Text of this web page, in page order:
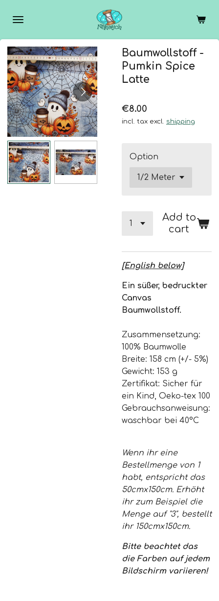
content
Baumwollstoff -
Pumkin Spice
Latte
€8.00
incl. tax excl. shipping
Option
Add to
cart
[English below]
Ein süßer, bedruckter
Canvas
Baumwollstoff.
Zusammensetzung:
100% Baumwolle
Breite: 158 cm (+/- 5%)
Gewicht: 153 g
Zertifikat: Sicher für
ein Kind, Oeko-tex 100
Gebrauchsanweisung:
waschbar bei 40°C
Wenn ihr eine
Bestellmenge von 1
habt, entspricht das
50cmx150cm. Erhöht
ihr zum Beispiel die
Menge auf "3", bestellt
ihr 150cmx150cm.
Bitte beachtet das
die Farben auf jedem
Bildschirm variieren!